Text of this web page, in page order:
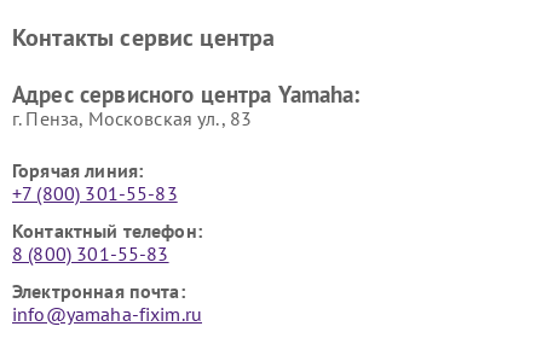
Yamaha
Yamaha
Контакты сервис центра
Адрес сервисного центра Yamaha:
г. Пенза, Московская ул., 83
Горячая линия:
+7 (800) 301-55-83
Контактный телефон:
8 (800) 301-55-83
Электронная почта:
info@yamaha-fixim.ru